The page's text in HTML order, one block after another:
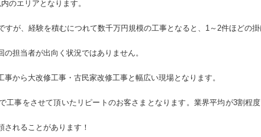
のエリアとなります。
が、経験を積むにつれて数千万円規模の工事となると、1～2件ほどの掛
担当者が出向く状況ではありません。
から大改修工事・古民家改修工事と幅広い現場となります。
工事をさせて頂いたリピートのお客さまとなります。業界平均が3割程
されることがあります！